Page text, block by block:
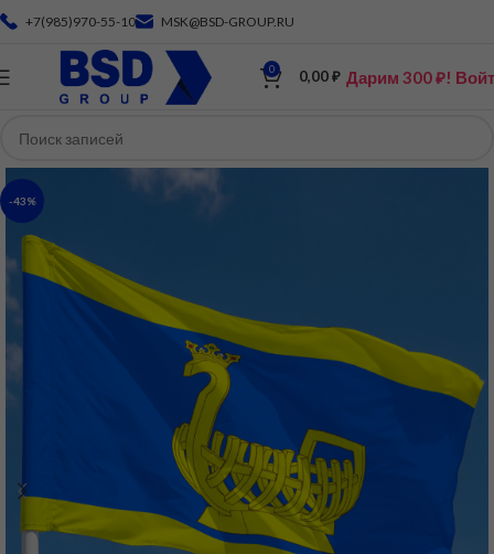
+7(985)970-55-10 MSK@BSD-GROUP.RU
0 0,00₽ Дарим 300 ₽!
-43%